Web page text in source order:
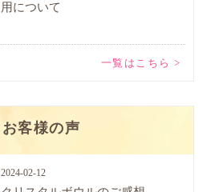
用について
一覧はこちら >
お客様の声
2024-02-12